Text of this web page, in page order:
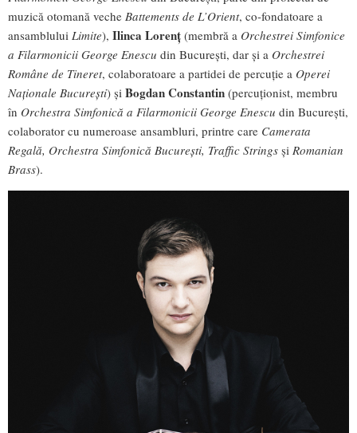
muzică otomană veche Battements de L’Orient, co-fondatoare a
ansamblului Limite), Ilinca Lorenț (membră a Orchestrei Simfonice
a Filarmonicii George Enescu din București, dar și a Orchestrei
Române de Tineret, colaboratoare a partidei de percuție a Operei
Naționale București) și Bogdan Constantin (percuționist, membru
în Orchestra Simfonică a Filarmonicii George Enescu din București,
colaborator cu numeroase ansambluri, printre care Camerata
Regală, Orchestra Simfonică București, Traffic Strings și Romanian
Brass).